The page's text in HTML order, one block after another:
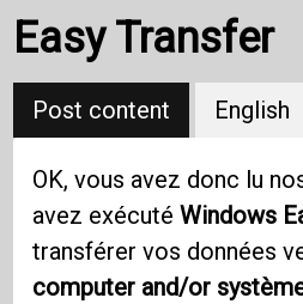
Easy Transfer
Post content English
OK, vous avez donc lu
avez exécutéWindows
transférer vos données
computer and/or